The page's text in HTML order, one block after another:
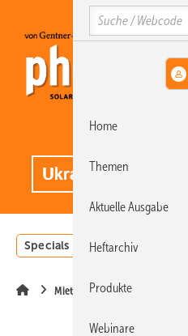
Hauptinhalt
Hauptmenü
SiteSearch
Specials Einstrahlungsatlas
Mieterstrom
Search
Home
Themen
Aktuelle Ausgabe
Heftarchiv
Produkte
Webinare